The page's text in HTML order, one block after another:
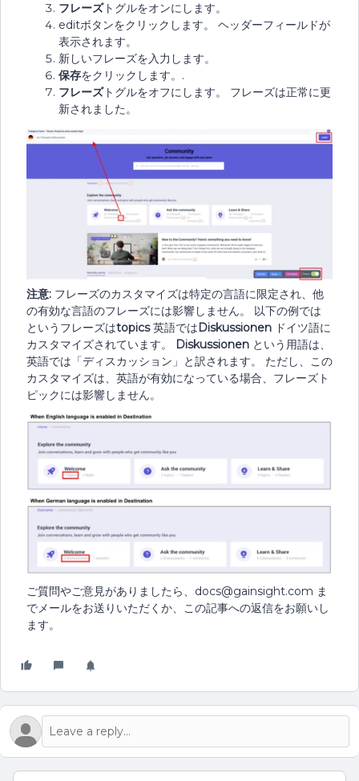
フレーズトグルをオンにします。
editボタンをクリックします。 ヘッダーフィールドが
表示されます。
新しいフレーズを入力します。
保存をクリックします。.
フレーズトグルをオフにします。 フレーズは正常に更
新されました。
注意: フレーズのカスタマイズは特定の言語に限定され、他
の有効な言語のフレーズには影響しません。 以下の例では
というフレーズはtopics英語ではDiskussionen ドイツ語に
カスタマイズされています。
Diskussionen という用語は、
英語では「ディスカッション」と訳されます。 ただし、この
カスタマイズは、英語が有効になっている場合、フレーズト
ピックには影響しません。
ご質問やご意見がありましたら、docs@gainsight.com ま
でメールをお送りいただくか、この記事への返信をお願いし
ます。